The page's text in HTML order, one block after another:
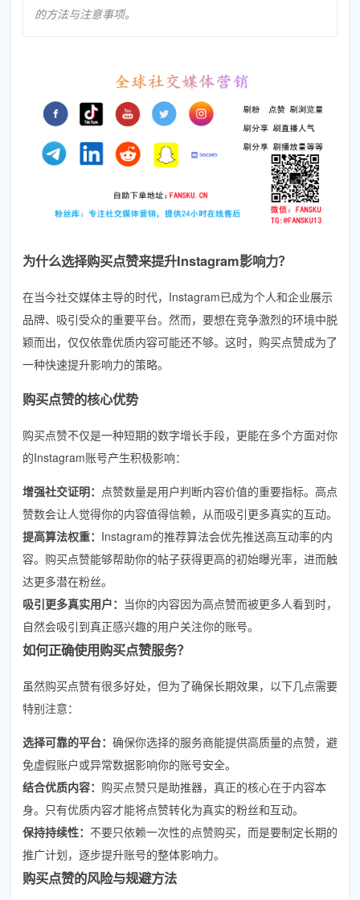
的方法与注意事项。
为什么选择购买点赞来提升Instagram影响力？
在当今社交媒体主导的时代，Instagram已成为个人和企业展示
品牌、吸引受众的重要平台。然而，要想在竞争激烈的环境中脱
颖而出，仅仅依靠优质内容可能还不够。这时，购买点赞成为了
一种快速提升影响力的策略。
购买点赞的核心优势
购买点赞不仅是一种短期的数字增长手段，更能在多个方面对你
的Instagram账号产生积极影响：
增强社交证明： 点赞数量是用户判断内容价值的重要指标。高点
赞数会让人觉得你的内容值得信赖，从而吸引更多真实的互动。
提高算法权重： Instagram的推荐算法会优先推送高互动率的内
容。购买点赞能够帮助你的帖子获得更高的初始曝光率，进而触
达更多潜在粉丝。
吸引更多真实用户： 当你的内容因为高点赞而被更多人看到时，
自然会吸引到真正感兴趣的用户关注你的账号。
如何正确使用购买点赞服务？
虽然购买点赞有很多好处，但为了确保长期效果，以下几点需要
特别注意：
选择可靠的平台： 确保你选择的服务商能提供高质量的点赞，避
免虚假账户或异常数据影响你的账号安全。
结合优质内容： 购买点赞只是助推器，真正的核心在于内容本
身。只有优质内容才能将点赞转化为真实的粉丝和互动。
保持持续性： 不要只依赖一次性的点赞购买，而是要制定长期的
推广计划，逐步提升账号的整体影响力。
购买点赞的风险与规避方法